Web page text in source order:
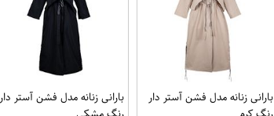
بارانی زنانه مدل فشن آستر دار
بارانی زنانه مدل فشن آستر دار